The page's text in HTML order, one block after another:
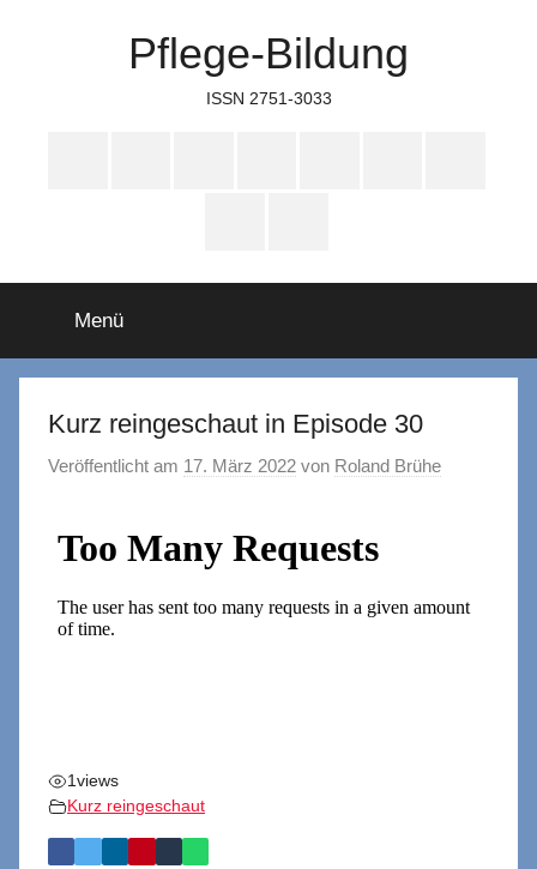
Pflege-Bildung
ISSN 2751-3033
Menü
Kurz reingeschaut in Episode 30
Veröffentlicht am 17. März 2022 von Roland Brühe
1views
Kurz reingeschaut